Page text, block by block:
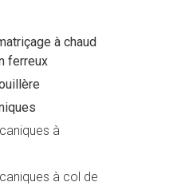
à chaud
ferreux
à
à col de